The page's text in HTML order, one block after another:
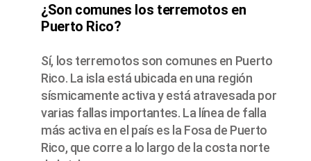
¿Son comunes los terremotos en
Puerto Rico?
Sí, los terremotos son comunes en Puerto
Rico. La isla está ubicada en una región
sísmicamente activa y está atravesada por
varias fallas importantes. La línea de falla
más activa en el país es la Fosa de Puerto
Rico, que corre a lo largo de la costa norte